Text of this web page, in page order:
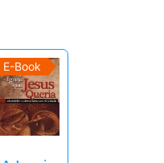
E-Book